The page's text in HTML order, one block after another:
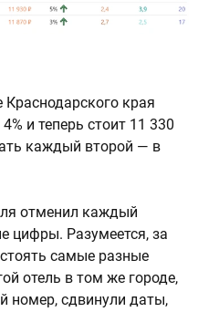
края
и теперь стоит 11 330
каждый второй — в
отменил каждый
цифры. Разумеется, за
самые разные
отель в том же городе,
номер, сдвинули даты,